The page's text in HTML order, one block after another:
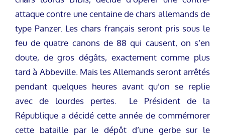
attaque contre une centaine de chars allemands de
type Panzer. Les chars français seront pris sous le
feu de quatre canons de 88 qui causent, on s’en
doute, de gros dégâts, exactement comme plus
tard à Abbeville. Mais les Allemands seront arrêtés
pendant quelques heures avant qu’on se replie
avec de lourdes pertes. Le Président de la
République a décidé cette année de commémorer
cette bataille par le dépôt d’une gerbe sur le